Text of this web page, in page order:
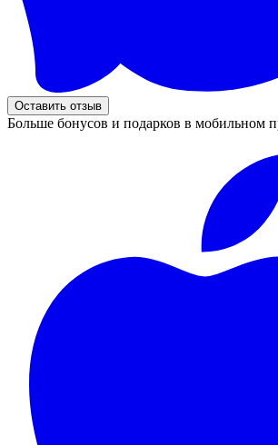
Оставить отзыв
Больше бонусов и подарков в мобильном